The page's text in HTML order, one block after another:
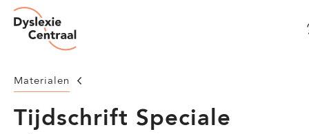
Overslaan
de
inhoud
gaan
Centraal
Homepage
Doen
Materialen
Tijdschrift Speciale